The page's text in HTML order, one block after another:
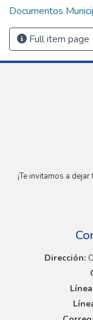
Documentos
Full item page
¡Te invitamos a
Dirección: